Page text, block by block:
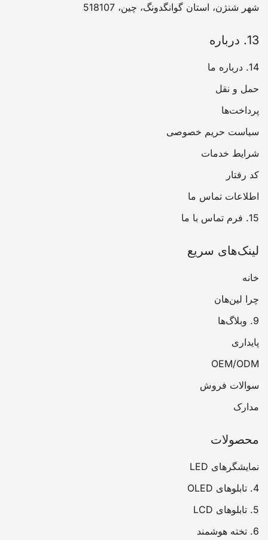
شهر شنژن، استان گوانگدونگ، چین، 518107
13. درباره
14. درباره ما
حمل و نقل
پرداخت‌ها
سیاست حریم خصوصی
شرایط خدمات
کد رفتار
اطلاعات تماس ما
15. فرم تماس با ما
لینک‌های سریع
خانه
چرا لین‌هان
9. وبلاگ‌ها
پایداری
OEM/ODM
سوالات فروش
مدارک
محصولات
نمایشگرهای LED
4. تابلوهای OLED
5. تابلوهای LCD
6. تخته هوشمند